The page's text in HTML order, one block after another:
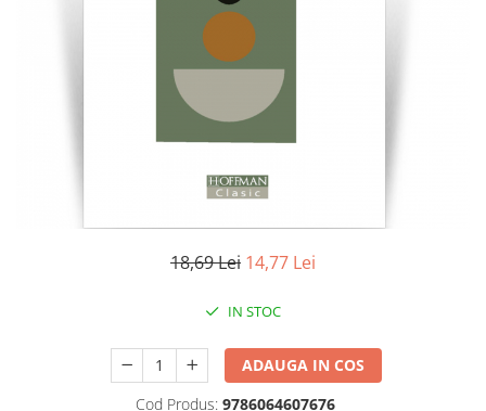
Publicistica / Reportaje / Interviuri
Sociologie si filozofie
18,69 Lei 14,77 Lei
IN STOC
ADAUGA IN COS
Cod Produs: 9786064607676